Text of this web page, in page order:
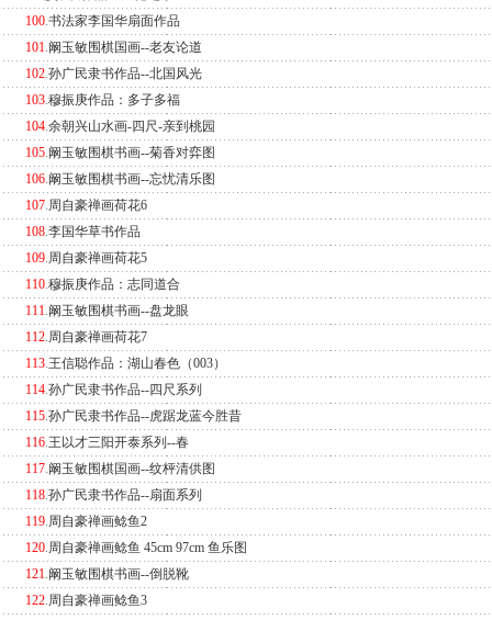
100.书法家李国华扇面作品
101.阚玉敏围棋国画--老友论道
102.孙广民隶书作品--北国风光
103.穆振庚作品：多子多福
104.余朝兴山水画-四尺-亲到桃园
105.阚玉敏围棋书画--菊香对弈图
106.阚玉敏围棋书画--忘忧清乐图
107.周自豪禅画荷花6
108.李国华草书作品
109.周自豪禅画荷花5
110.穆振庚作品：志同道合
111.阚玉敏围棋书画--盘龙眼
112.周自豪禅画荷花7
113.王信聪作品：湖山春色（003）
114.孙广民隶书作品--四尺系列
115.孙广民隶书作品--虎踞龙蓝今胜昔
116.王以才三阳开泰系列--春
117.阚玉敏围棋国画--纹枰清供图
118.孙广民隶书作品--扇面系列
119.周自豪禅画鲶鱼2
120.周自豪禅画鲶鱼 45cm 97cm 鱼乐图
121.阚玉敏围棋书画--倒脱靴
122.周自豪禅画鲶鱼3